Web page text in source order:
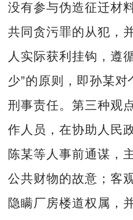
没有参与伪造征迁材
共同贪污罪的从犯，
人实际获利挂钩，遵
少”的原则，即孙某
刑事责任。第三种观
作人员，在协助人民
陈某等人事前通谋，
公共财物的故意；客
隐瞒厂房楼道权属，